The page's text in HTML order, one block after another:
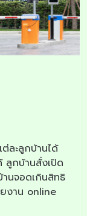
ละลูกบ้านได้
ลูกบ้านสั่งเปิด
นจอดเกินสิทธิ
ยงาน online